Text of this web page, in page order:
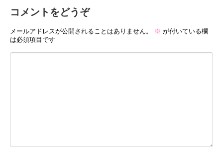
コメントをどうぞ
メールアドレスが公開されることはありません。 ※ が付いている欄
は必須項目です